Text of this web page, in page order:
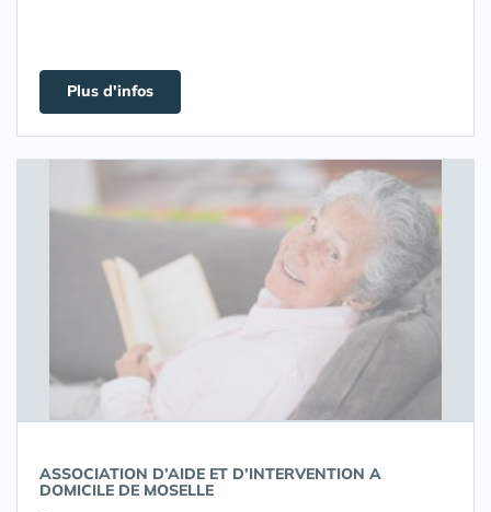
Plus d'infos
ASSOCIATION D’AIDE ET D’INTERVENTION A
DOMICILE DE MOSELLE